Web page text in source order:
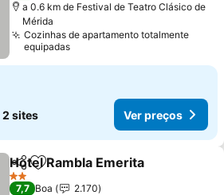
a 0.6 km de Festival de Teatro Clásico de
Mérida
Cozinhas de apartamento totalmente
equipadas
2 sites Ver preços
PartilharAdicionar aos favoritos
Hotel Rambla Emerita
2 Estrelas
7,7 Boa
2.170